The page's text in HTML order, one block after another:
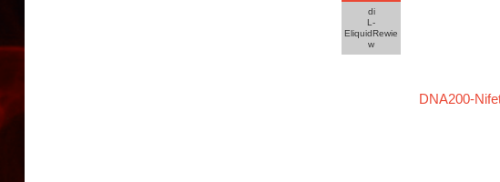
di
L-
EliquidRewie
w
DNA200-